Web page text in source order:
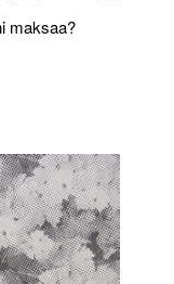
maksaa?